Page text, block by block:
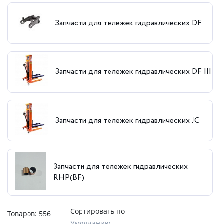
Запчасти для тележек гидравлических DF
Запчасти для тележек гидравлических DF III
Запчасти для тележек гидравлических JC
Запчасти для тележек гидравлических
RHP(BF)
Товаров: 556
Сортировать по